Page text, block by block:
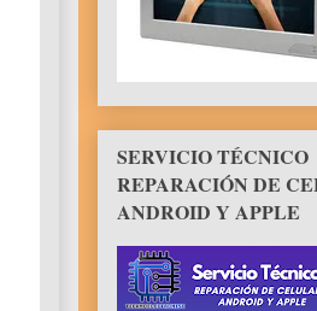
SERVICIO TÉCNICO
REPARACIÓN DE
ANDROID Y APPLE